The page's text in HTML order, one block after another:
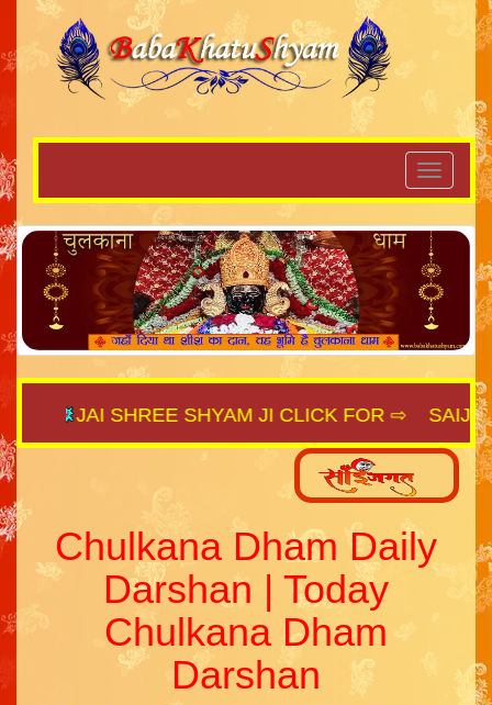
JAI SHREE SHYAM JI CLICK FOR ⇨
Chulkana Dham Daily
Darshan | Today
Chulkana Dham
Darshan